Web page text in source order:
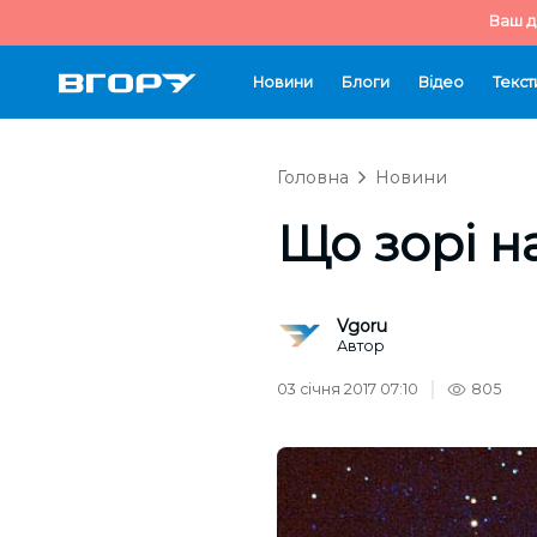
Ваш
Новини Блоги Відео
Головна Новини
Що зорi
Vgoru
Автор
03 січня 2017 07:10 805